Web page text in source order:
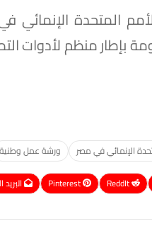
المتحدة الإنمائي
بإطار منظم لأدوات
الإنمائي في مصر ورشة عمل وطنية
ReddIt
Pinterest